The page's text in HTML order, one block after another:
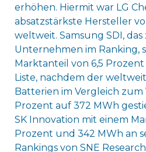
erhöhen. Hiermit war LG
absatzstärkste Hersteller
weltweit. Samsung SDI,
Unternehmen im Ranking,
Marktanteil von 6,5
Liste, nachdem der
Batterien im Vergleich zum
Prozent auf 372 MWh
SK Innovation mit einem
Prozent und 342 MWh an
Rankings von SNE